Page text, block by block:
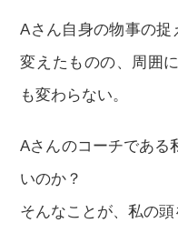
Aさん自身の物事の
変えたものの、周囲
も変わらない。
Aさんのコーチである
いのか？
そんなことが、私の頭